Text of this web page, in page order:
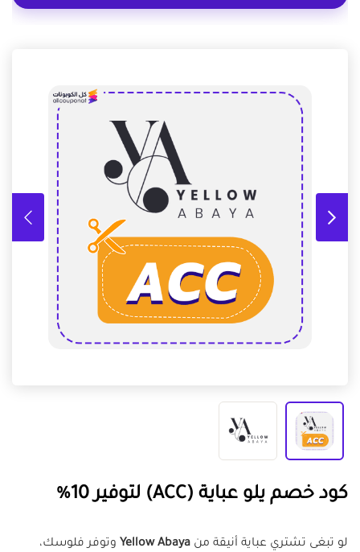
كود خصم يلو عباية (ACC) لتوفير 10%
لو تبغى تشتري عباية أنيقة من Yellow Abaya وتوفر فلوسك،